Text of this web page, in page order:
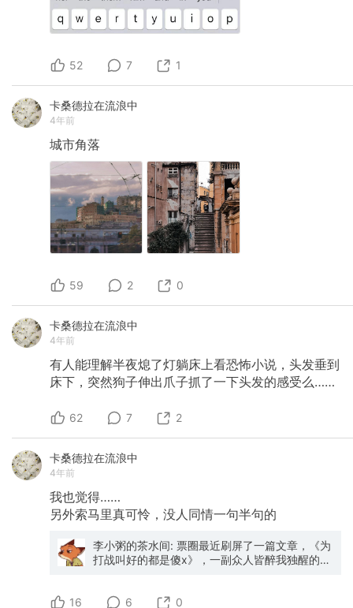
52 7 1
卡桑德拉在流浪中
4年前
城市角落
59 2 0
卡桑德拉在流浪中
4年前
有人能理解半夜熄了灯躺床上看恐怖小说，头发垂到
床下，突然狗子伸出爪子抓了一下头发的感受么……
62 7 2
卡桑德拉在流浪中
4年前
我也觉得……
另外索马里真可怜，没人同情一句半句的
李小粥的茶水间: 票圈最近刷屏了一篇文章，《为
打战叫好的都是傻x》，一副众人皆醉我独醒的样
义行动，制造人为的阻力。 所以得明确的反驳这
16 6 0